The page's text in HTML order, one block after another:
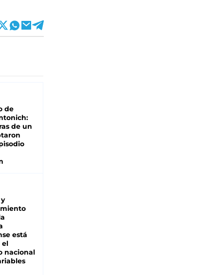
de
de un
está
el
nacional